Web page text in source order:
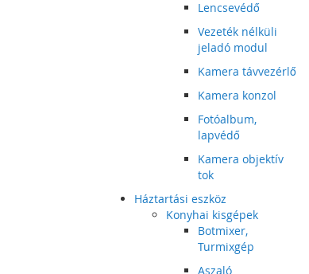
Lencsevédő
Vezeték nélküli
jeladó modul
Kamera távvezérlő
Kamera konzol
Fotóalbum,
lapvédő
Kamera objektív
tok
Háztartási eszköz
Konyhai kisgépek
Botmixer,
Turmixgép
Aszaló